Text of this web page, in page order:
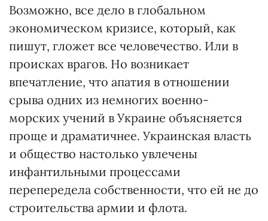
Возможно, все дело в глобальном
экономическом кризисе, который, как
пишут, гложет все человечество. Или в
происках врагов. Но возникает
впечатление, что апатия в отношении
срыва одних из немногих военно-
морских учений в Украине объясняется
проще и драматичнее. Украинская власть
и общество настолько увлечены
инфантильными процессами
перепередела собственности, что ей не до
строительства армии и флота.